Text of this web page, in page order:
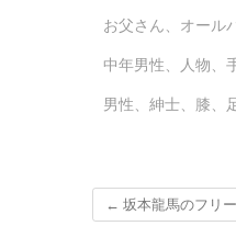
お父さん、 オール
中年男性、 人物、
男性、 紳士、 膝、
← 坂本龍馬のフリ